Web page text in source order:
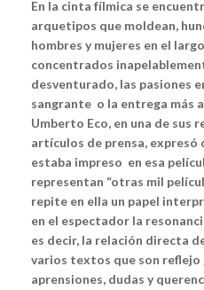
En la cinta fílmica se
arquetipos que moldean,
hombres y mujeres en el
concentrados
desventurado, las pasiones
sangrante o la entrega más
Umberto Eco, en una de sus
artículos de prensa, expresó
estaba impreso en esa
representan “otras mil
repite en ella un papel
en el espectador la
es decir, la relación directa
varios textos que son reflejo
aprensiones, dudas y